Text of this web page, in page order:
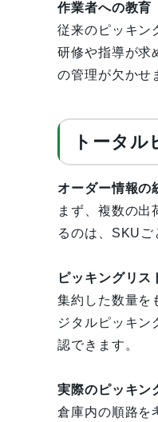
作業者への教育
従来のピッキン
研修や指導が求
の管理が欠かせ
トータ
オーダー情報の
まず、複数の出
るのは、SKUご
ピッキングリス
集約した数量を
ジタルピッキン
認できます。
実際のピッキン
倉庫内の順路を